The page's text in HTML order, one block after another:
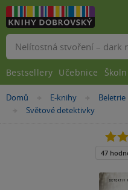
Nacházíte
Domů »E-knihy »Beletrie
»
Světové detektivky
47
Vyhledávání
Bestsellery Učebnice